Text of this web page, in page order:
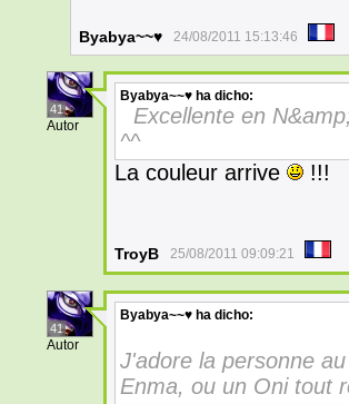
Byabya~~♥ 24/08/2011 15:13:46
41
Autor
Byabya~~♥ ha dicho:
Excellente en
^^
La couleur arrive
!!!
TroyB 25/08/2011 09:09:21
41
Autor
Byabya~~♥ ha dicho:
J'adore la personne
Enma, ou un Oni tout